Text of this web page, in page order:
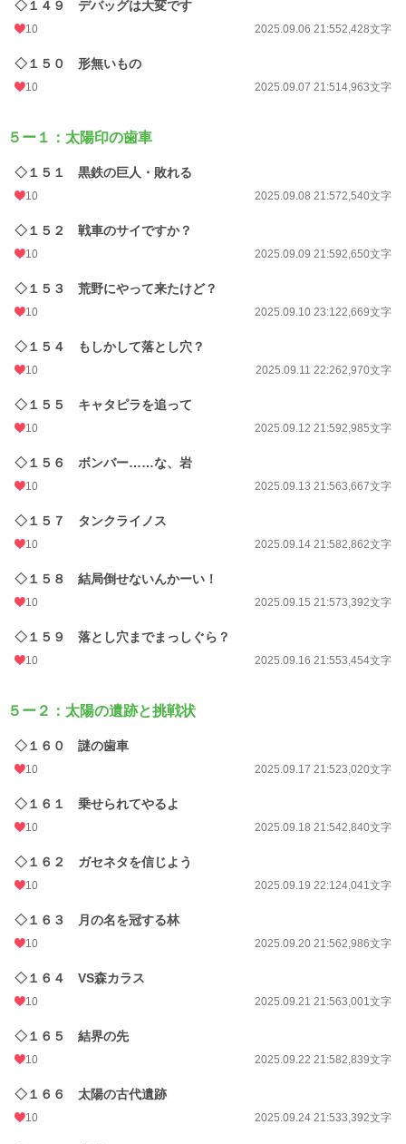
◇１４９ デバッグは大変です
10 2025.09.06 21:552,428文字
◇１５０ 形無いもの
10 2025.09.07 21:514,963文字
５ー１：太陽印の歯車
◇１５１ 黒鉄の巨人・敗れる
10 2025.09.08 21:572,540文字
◇１５２ 戦車のサイですか？
10 2025.09.09 21:592,650文字
◇１５３ 荒野にやって来たけど？
10 2025.09.10 23:122,669文字
◇１５４ もしかして落とし穴？
10 2025.09.11 22:262,970文字
◇１５５ キャタピラを追って
10 2025.09.12 21:592,985文字
◇１５６ ボンバー……な、岩
10 2025.09.13 21:563,667文字
◇１５７ タンクライノス
10 2025.09.14 21:582,862文字
◇１５８ 結局倒せないんかーい！
10 2025.09.15 21:573,392文字
◇１５９ 落とし穴までまっしぐら？
10 2025.09.16 21:553,454文字
５ー２：太陽の遺跡と挑戦状
◇１６０ 謎の歯車
10 2025.09.17 21:523,020文字
◇１６１ 乗せられてやるよ
10 2025.09.18 21:542,840文字
◇１６２ ガセネタを信じよう
10 2025.09.19 22:124,041文字
◇１６３ 月の名を冠する林
10 2025.09.20 21:562,986文字
◇１６４ VS森カラス
10 2025.09.21 21:563,001文字
◇１６５ 結界の先
10 2025.09.22 21:582,839文字
◇１６６ 太陽の古代遺跡
10 2025.09.24 21:533,392文字